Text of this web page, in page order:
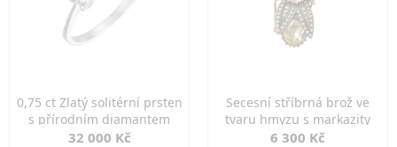
0,75 ct Zlatý solitérní prsten
s přírodním diamantem
32 000 Kč
Secesní stříbrná brož ve
tvaru hmyzu s markazity
6 300 Kč